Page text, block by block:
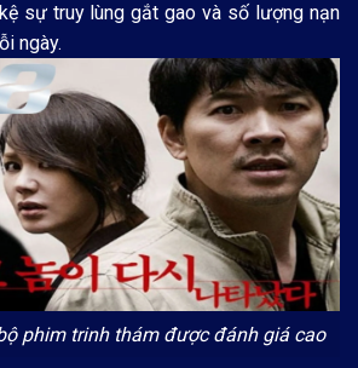
sự truy lùng gắt gao và số lượng nạn
ngày.
phim trinh thám được đánh giá cao